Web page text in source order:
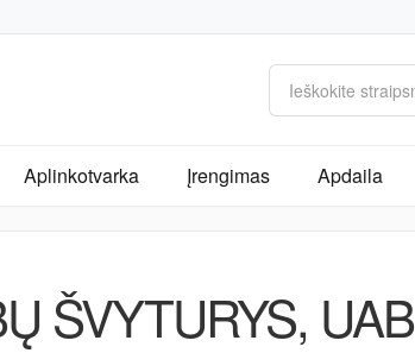
Aplinkotvarka Įrengimas Apdaila
ŠVYTURYS, UAB